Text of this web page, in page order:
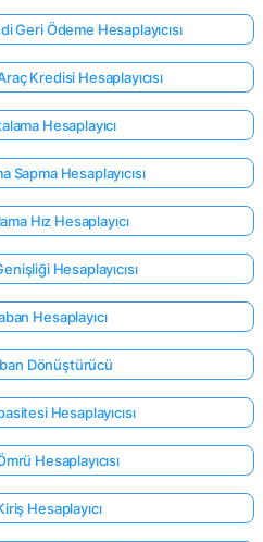
Geri Ödeme Hesaplayıcısı
Kredisi Hesaplayıcısı
Hesaplayıcı
Sapma Hesaplayıcısı
Hız Hesaplayıcı
Hesaplayıcısı
Hesaplayıcı
Dönüştürücü
Hesaplayıcısı
Hesaplayıcısı
Hesaplayıcı